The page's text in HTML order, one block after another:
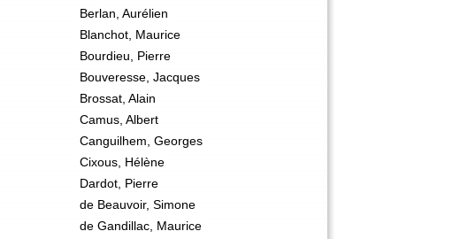
Berlan, Aurélien
Blanchot, Maurice
Bourdieu, Pierre
Bouveresse, Jacques
Brossat, Alain
Camus, Albert
Canguilhem, Georges
Cixous, Hélène
Dardot, Pierre
de Beauvoir, Simone
de Gandillac, Maurice